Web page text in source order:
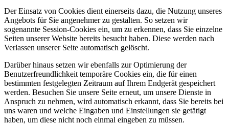
Der Einsatz von Cookies dient einerseits dazu, die Nutzung unseres
Angebots für Sie angenehmer zu gestalten. So setzen wir
sogenannte Session-Cookies ein, um zu erkennen, dass Sie einzelne
Seiten unserer Website bereits besucht haben. Diese werden nach
Verlassen unserer Seite automatisch gelöscht.
Darüber hinaus setzen wir ebenfalls zur Optimierung der
Benutzerfreundlichkeit temporäre Cookies ein, die für einen
bestimmten festgelegten Zeitraum auf Ihrem Endgerät gespeichert
werden. Besuchen Sie unsere Seite erneut, um unsere Dienste in
Anspruch zu nehmen, wird automatisch erkannt, dass Sie bereits bei
uns waren und welche Eingaben und Einstellungen sie getätigt
haben, um diese nicht noch einmal eingeben zu müssen.